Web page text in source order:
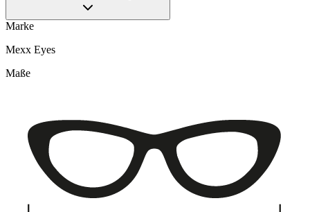
Marke
Mexx Eyes
Maße